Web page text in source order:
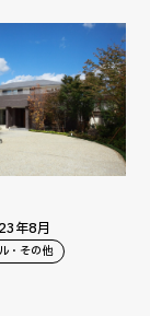
年8月
・その他